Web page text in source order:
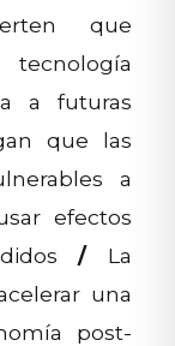
que
a futuras
que las
a
efectos
/La
una
post-